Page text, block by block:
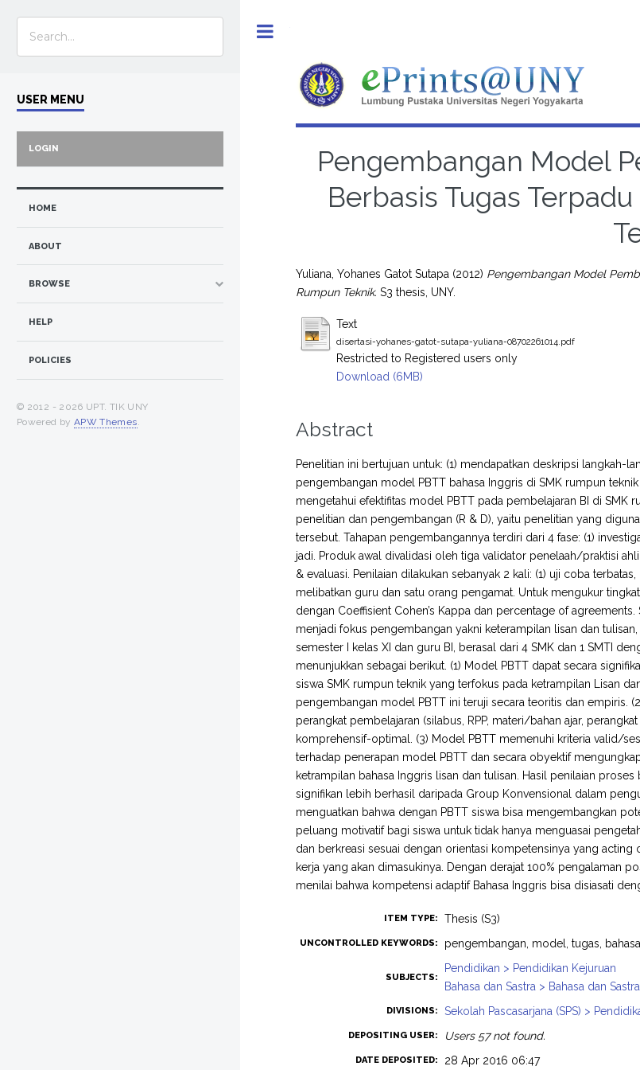
Pengembangan Model
Berbasis Tugas
Yuliana, Yohanes Gatot Sutapa (2012) Pengembangan Model
Rumpun Teknik. S3 thesis, UNY.
Text
disertasi-yohanes-gatot-sutapa-yuliana-08702261014.pdf
Restricted to Registered users only
Download (6MB)
Abstract
Penelitian ini bertujuan untuk: (1) mendapatkan deskripsi langkah-
pengembangan model PBTT bahasa Inggris di SMK rumpun
mengetahui efektifitas model PBTT pada pembelajaran BI di SMK
penelitian dan pengembangan (R & D), yaitu penelitian yang
tersebut. Tahapan pengembangannya terdiri dari 4 fase: (1)
jadi. Produk awal divalidasi oleh tiga validator penelaah/praktisi
& evaluasi. Penilaian dilakukan sebanyak 2 kali: (1) uji coba
melibatkan guru dan satu orang pengamat. Untuk mengukur
dengan Coeffisient Cohen’s Kappa dan percentage of
menjadi fokus pengembangan yakni keterampilan lisan dan
semester I kelas XI dan guru BI, berasal dari 4 SMK dan 1 SMTI
menunjukkan sebagai berikut. (1) Model PBTT dapat secara
siswa SMK rumpun teknik yang terfokus pada ketrampilan Lisan
pengembangan model PBTT ini teruji secara teoritis dan empiris.
perangkat pembelajaran (silabus, RPP, materi/bahan ajar,
komprehensif-optimal. (3) Model PBTT memenuhi kriteria valid/
terhadap penerapan model PBTT dan secara obyektif
ketrampilan bahasa Inggris lisan dan tulisan. Hasil penilaian
signifikan lebih berhasil daripada Group Konvensional dalam
menguatkan bahwa dengan PBTT siswa bisa mengembangkan
peluang motivatif bagi siswa untuk tidak hanya menguasai
dan berkreasi sesuai dengan orientasi kompetensinya yang
kerja yang akan dimasukinya. Dengan derajat 100% pengalaman
menilai bahwa kompetensi adaptif Bahasa Inggris bisa disiasati
ITEM TYPE: Thesis (S3)
UNCONTROLLED KEYWORDS: pengembangan, model, tugas,
SUBJECTS:
Pendidikan > Pendidikan Kejuruan
Bahasa dan Sastra > Bahasa dan
DIVISIONS: Sekolah Pascasarjana (SPS) >
DEPOSITING USER: Users 57 not found.
DATE DEPOSITED: 28 Apr 2016 06:47
USER MENU
LOGIN
HOME
ABOUT
BROWSE
HELP
POLICIES
© 2012 - 2026 UPT. TIK UNY
Powered by APW Themes